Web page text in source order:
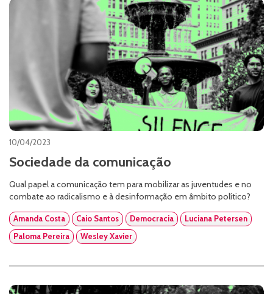
10/04/2023
Sociedade da comunicação
Qual papel a comunicação tem para mobilizar as juventudes e no
combate ao radicalismo e à desinformação em âmbito político?
Amanda Costa Caio Santos Democracia
Luciana Petersen
Paloma Pereira
Wesley Xavier